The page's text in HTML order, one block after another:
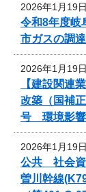
2026年1月19
令和8年度岐
市ガスの調
2026年1月19
【建設関連
改築（国補
号 環境影響
2026年1月19
公共 社会資
曽川幹線